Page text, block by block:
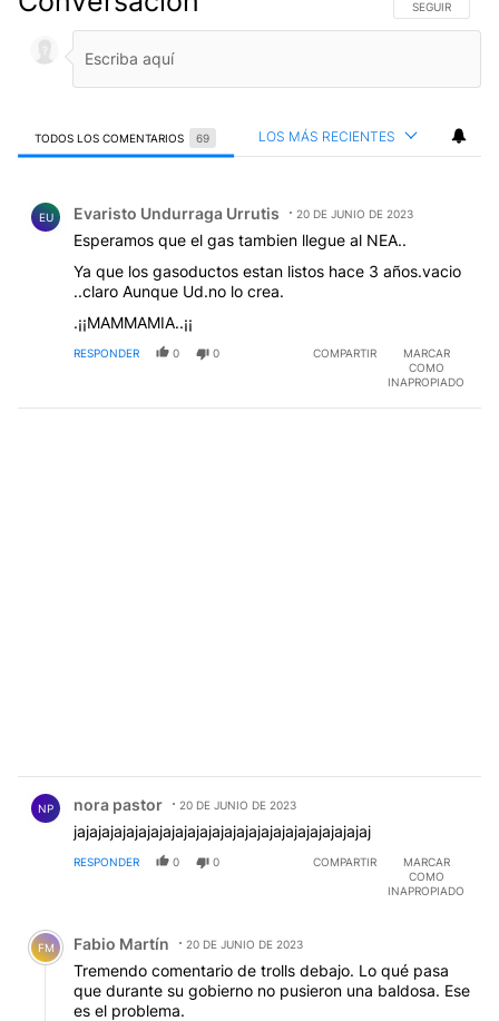
SIGA ESTA
SEGUIR
TODOS LOS COMENTARIOS 69 LOS MÁS RECIENTES
EU Evaristo Undurraga Urrutis 20 DE JUNIO DE 2023
Esperamos que el gas tambien llegue al NEA..
Ya que los gasoductos estan listos hace 3 años.vacio
..claro Aunque Ud.no lo crea.
.¡¡MAMMAMIA..¡¡
RESPONDER 0 0 COMPARTIR
MARCAR
COMO
INAPROPIADO
NP nora pastor 20 DE JUNIO DE 2023
jajajajajajajajajajajajajajajajajajajajajajajajaj
RESPONDER 0 0 COMPARTIR
MARCAR
COMO
INAPROPIADO
Comentario de Fabio Martín.
FM Fabio Martín 20 DE JUNIO DE 2023
Tremendo comentario de trolls debajo. Lo qué pasa
que durante su gobierno no pusieron una baldosa. Ese
es el problema.